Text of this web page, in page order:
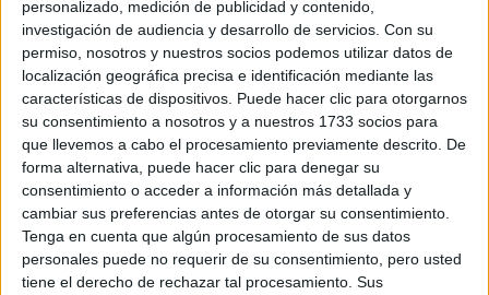
personalizado, medición de publicidad y contenido,
investigación de audiencia y desarrollo de servicios. Con su
permiso, nosotros y nuestros socios podemos utilizar datos de
localización geográfica precisa e identificación mediante las
características de dispositivos. Puede hacer clic para otorgarnos
su consentimiento a nosotros y a nuestros 1733 socios para
que llevemos a cabo el procesamiento previamente descrito. De
forma alternativa, puede hacer clic para denegar su
consentimiento o acceder a información más detallada y
cambiar sus preferencias antes de otorgar su consentimiento.
Tenga en cuenta que algún procesamiento de sus datos
personales puede no requerir de su consentimiento, pero usted
tiene el derecho de rechazar tal procesamiento. Sus
Estudios nombrados en este post
Estudiar Derecho